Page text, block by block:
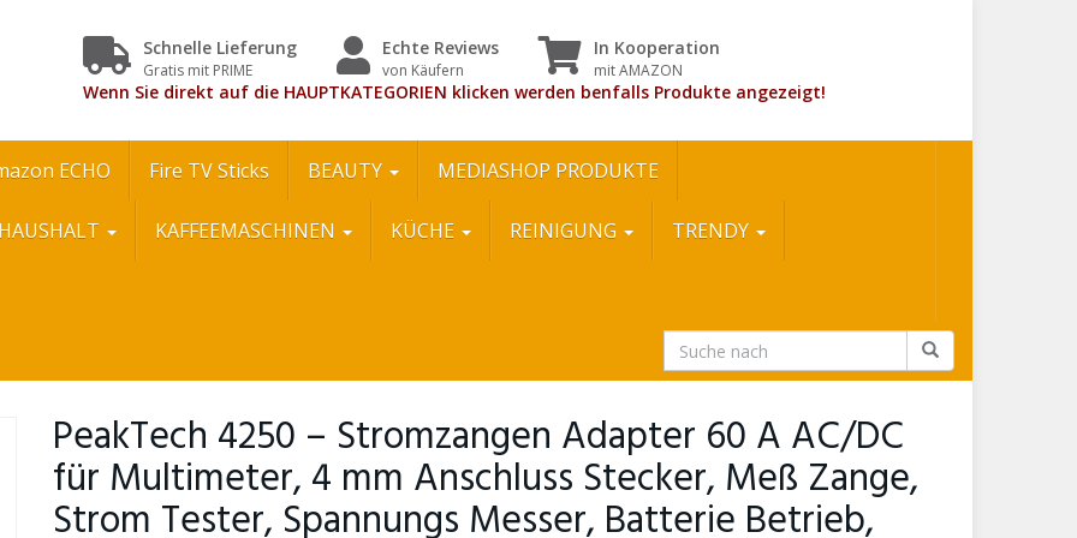
Schnelle Lieferung
Gratis mit PRIME
Echte Reviews
von Käufern
In Kooperation
mit AMAZON
Wenn Sie direkt auf die HAUPTKATEGORIEN klicken werden benfalls Produkte angezeigt!
ECHO Fire TV Sticks BEAUTY MEDIASHOP PRODUKTE
HAUSHALT KAFFEEMASCHINEN KÜCHE REINIGUNG TRENDY
PeakTech 4250 – Stromzangen Adapter 60 A AC/DC
für Multimeter, 4 mm Anschluss Stecker, Meß Zange,
Strom Tester, Spannungs Messer, Batterie Betrieb,